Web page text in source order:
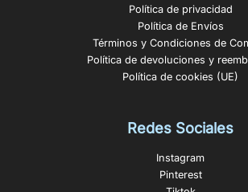
Política de privacidad
Política de Envíos
Términos y Condiciones de
Política de devoluciones y
Política de cookies (UE)
Redes Sociales
Instagram
Pinterest